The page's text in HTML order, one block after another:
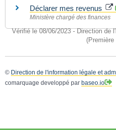
Vérifié le 08/06/2023 - Direction de
Déclarer mes revenus
Ministère chargé des finances
© Direction de l'information légale et
comarquage developpé par baseo.io